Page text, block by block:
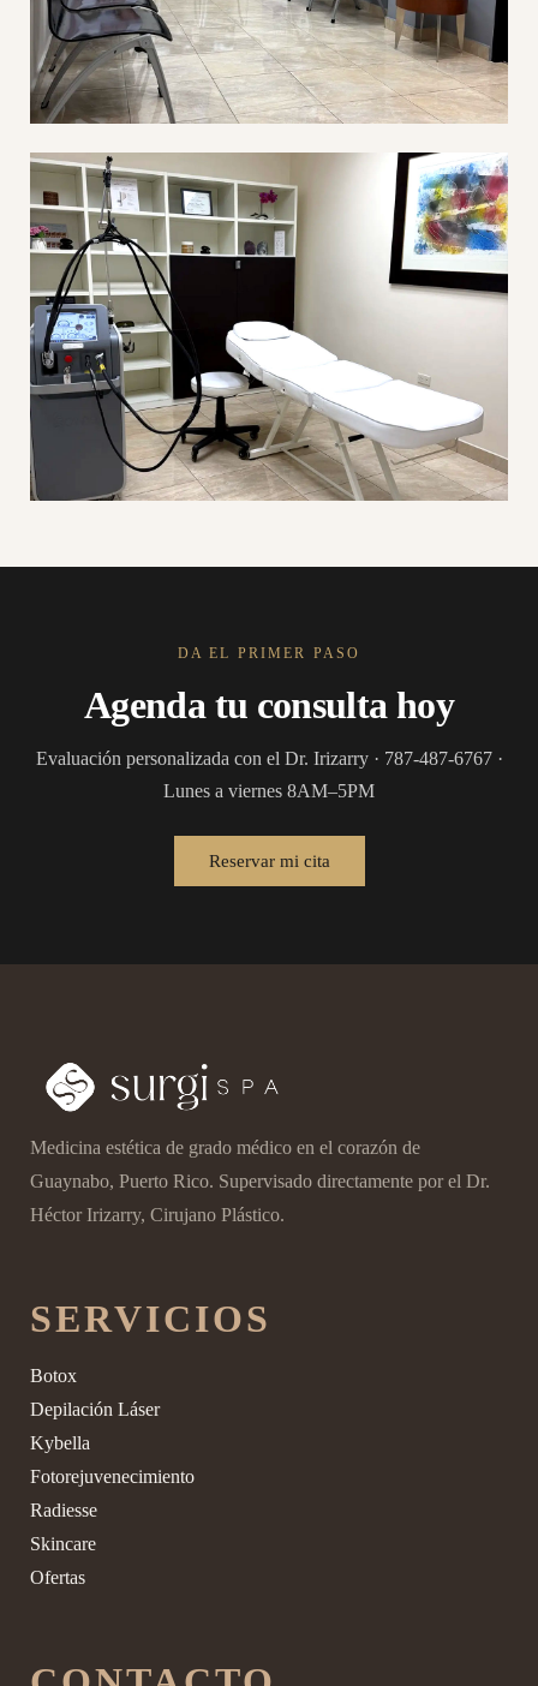
DA EL PRIMER PASO
Agenda tu consulta hoy
Evaluación personalizada con el Dr. Irizarry · 787-487-6767 ·
Lunes a viernes 8AM–5PM
Reservar mi cita
Medicina estética de grado médico en el corazón de
Guaynabo, Puerto Rico. Supervisado directamente por el Dr.
Héctor Irizarry, Cirujano Plástico.
SERVICIOS
Botox
Depilación Láser
Kybella
Fotorejuvenecimiento
Radiesse
Skincare
Ofertas